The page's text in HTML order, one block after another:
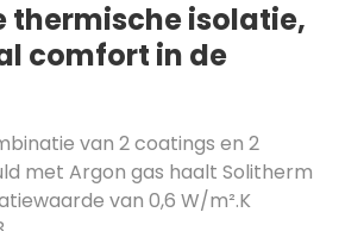
thermische isolatie,
comfort in de
van 2 coatings en 2
met Argon gas haalt Solitherm
van 0,6 W/m².K